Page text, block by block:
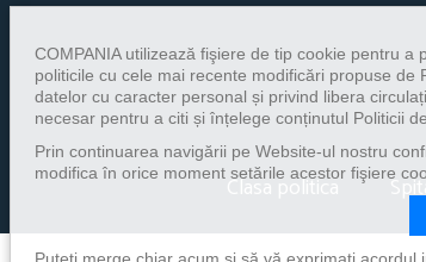
Clasa politica
COMPANIA utilizează fişiere de tip cookie pentru
politicile cu cele mai recente modificări propuse
datelor cu caracter personal și privind libera
necesar pentru a citi și înțelege conținutul Politicii
Prin continuarea navigării pe Website-ul nostru
modifica în orice moment setările acestor fişiere